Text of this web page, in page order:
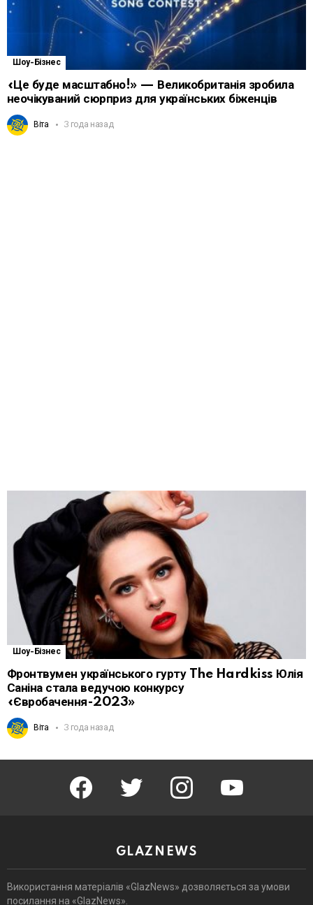
Шоу-Бізнес
«Це буде масштабно!» — Великобританія зробила
неочікуваний сюрприз для українських біженців
Віта 3 года назад
Шоу-Бізнес
Фронтвумен українського гурту The Hardkiss Юлія
Саніна стала ведучою конкурсу
«Євробачення-2023»
Віта 3 года назад
facebook twitter instagram youtube
GLAZNEWS
Використання матеріалів «GlazNews» дозволяється за умови
посилання на «GlazNews».